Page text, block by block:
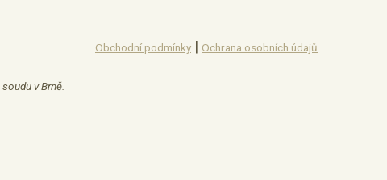
Obchodní podmínky | Ochrana osobních údajů
v Brně.